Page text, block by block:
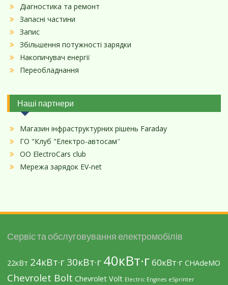
Діагностика та ремонт
Запасні частини
Запис
Збільшення потужності зарядки
Накопичувач енергії
Переобладнання
Наші партнери
Магазин інфраструктурних рішень Faraday
ГО "Клуб "Електро-автосам"
ОО ElectroCars club
Мережа зарядок EV-net
Сервіс та обслуговування електромобілів
22кВт 24кВт·г30кВт·г40кВт·г60кВт·г CHAdeMO
Chevrolet Bolt Chevrolet Volt Electric Engines eSprinter